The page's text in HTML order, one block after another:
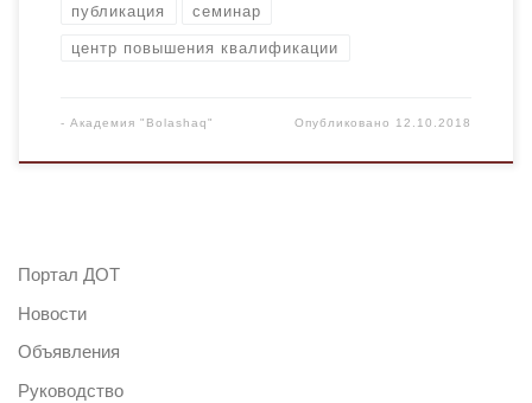
публикация семинар
центр повышения квалификации
- Академия "Bolashaq" Опубликовано 12.10.2018
Портал ДОТ
Новости
Объявления
Руководство